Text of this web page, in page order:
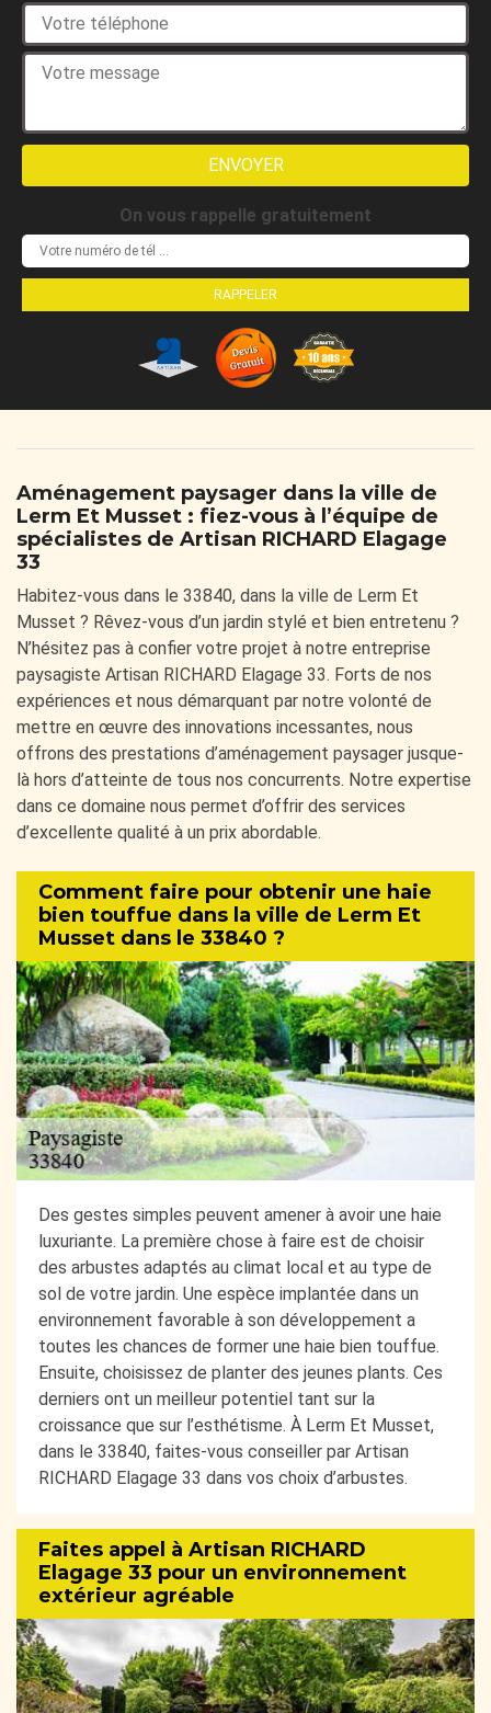
On vous rappelle gratuitement
Aménagement paysager dans la ville de
Lerm Et Musset : fiez-vous à l’équipe de
spécialistes de Artisan RICHARD Elagage
33
Habitez-vous dans le 33840, dans la ville de Lerm Et
Musset ? Rêvez-vous d’un jardin stylé et bien entretenu ?
N’hésitez pas à confier votre projet à notre entreprise
paysagiste Artisan RICHARD Elagage 33. Forts de nos
expériences et nous démarquant par notre volonté de
mettre en œuvre des innovations incessantes, nous
offrons des prestations d’aménagement paysager jusque-
là hors d’atteinte de tous nos concurrents. Notre expertise
dans ce domaine nous permet d’offrir des services
d’excellente qualité à un prix abordable.
Comment faire pour obtenir une haie
bien touffue dans la ville de Lerm Et
Musset dans le 33840 ?
Des gestes simples peuvent amener à avoir une haie
luxuriante. La première chose à faire est de choisir
des arbustes adaptés au climat local et au type de
sol de votre jardin. Une espèce implantée dans un
environnement favorable à son développement a
toutes les chances de former une haie bien touffue.
Ensuite, choisissez de planter des jeunes plants. Ces
derniers ont un meilleur potentiel tant sur la
croissance que sur l’esthétisme. À Lerm Et Musset,
dans le 33840, faites-vous conseiller par Artisan
RICHARD Elagage 33 dans vos choix d’arbustes.
Faites appel à Artisan RICHARD
Elagage 33 pour un environnement
extérieur agréable